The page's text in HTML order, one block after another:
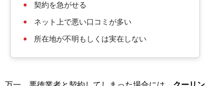
● 契約を急がせる
● ネット上で悪い口コミが多い
● 所在地が不明もしくは実在しない